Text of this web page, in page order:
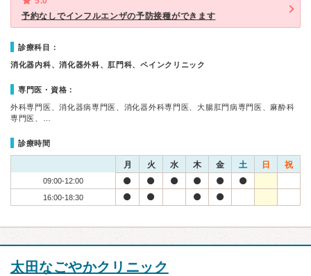
予約なしでインフルエンザの予防接種ができます
診療科目：
消化器内科、消化器外科、肛門科、ペインクリニック
専門医・資格：
外科専門医、消化器病専門医、消化器外科専門医、大腸肛門病専門医、麻酔科
専門医、…
診療時間
月 火 水 木 金 土 日 祝
09:00-12:00
16:00-18:30
太田なごやかクリニック